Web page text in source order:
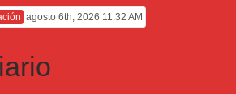
agosto 6th, 2026 11:32 AM